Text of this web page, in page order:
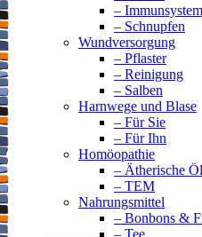
– Immunsystem
– Schnupfen
Wundversorgung
– Pflaster
– Reinigung
– Salben
Harnwege und Blase
– Für Sie
– Für Ihn
Homöopathie
– Ätherische
– TEM
Nahrungsmittel
– Bonbons &
– Tee